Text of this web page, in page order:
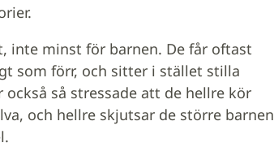
inte minst för barnen. De får oftast
som förr, och sitter i stället stilla
så stressade att de hellre kör
och hellre skjutsar de större barnen